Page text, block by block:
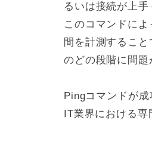
るいは接続が上手
このコマンドに
間を計測するこ
のどの段階に問題
Pingコマンドが成
IT業界における専